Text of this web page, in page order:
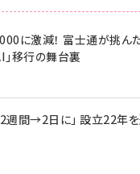
に激減！ 富士通が挑ん
移行の舞台裏
2週間→2日に」 設立22年